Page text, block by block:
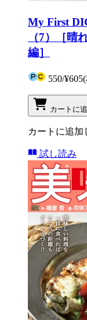
My First
（7）［晴
編］
550/¥605
カートに
カートに追加
試し読み